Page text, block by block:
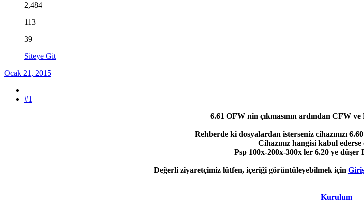
2,484
113
39
Siteye Git
Ocak 21, 2015
#1
6.61 OFW nin çıkmasının ardından CFW ve
Rehberde ki dosyalardan isterseniz cihazınızı
Cihazınız hangisi kabul
Psp 100x-200x-300x ler 6.20 ye düşer
Değerli ziyaretçimiz lütfen, içeriği görüntüleyebilmek için
Kurulum